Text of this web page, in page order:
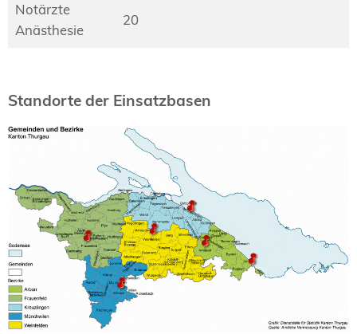
Notärzte
Anästhesie
20
Standorte der Einsatzbasen